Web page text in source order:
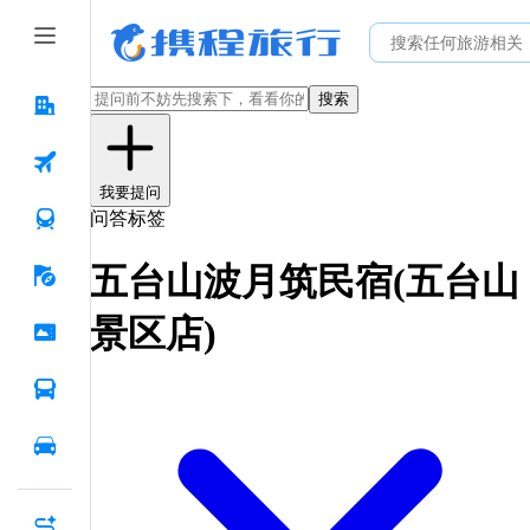
搜索
我要提问
问答标签
五台山波月筑民宿(五台山
景区店)